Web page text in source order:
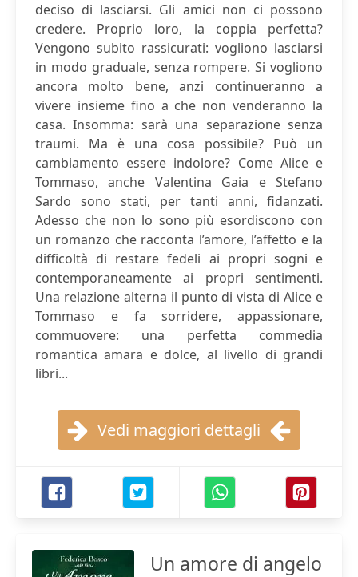
deciso di lasciarsi. Gli amici non ci possono
credere. Proprio loro, la coppia perfetta?
Vengono subito rassicurati: vogliono lasciarsi
in modo graduale, senza rompere. Si vogliono
ancora molto bene, anzi continueranno a
vivere insieme fino a che non venderanno la
casa. Insomma: sarà una separazione senza
traumi. Ma è una cosa possibile? Può un
cambiamento essere indolore? Come Alice e
Tommaso, anche Valentina Gaia e Stefano
Sardo sono stati, per tanti anni, fidanzati.
Adesso che non lo sono più esordiscono con
un romanzo che racconta l’amore, l’affetto e la
difficoltà di restare fedeli ai propri sogni e
contemporaneamente ai propri sentimenti.
Una relazione alterna il punto di vista di Alice e
Tommaso e fa sorridere, appassionare,
commuovere: una perfetta commedia
romantica amara e dolce, al livello di grandi
libri...
Vedi maggiori dettagli
Un amore di angelo